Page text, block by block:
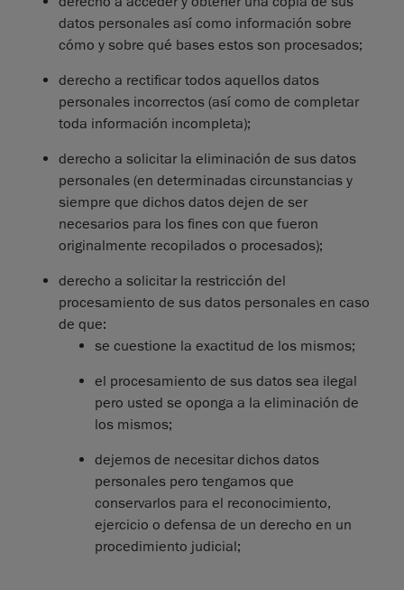
datos personales así como información sobre
cómo y sobre qué bases estos son procesados;
derecho a rectificar todos aquellos datos
personales incorrectos (así como de completar
toda información incompleta);
derecho a solicitar la eliminación de sus datos
personales (en determinadas circunstancias y
siempre que dichos datos dejen de ser
necesarios para los fines con que fueron
originalmente recopilados o procesados);
derecho a solicitar la restricción del
procesamiento de sus datos personales en caso
de que:
se cuestione la exactitud de los mismos;
el procesamiento de sus datos sea ilegal
pero usted se oponga a la eliminación de
los mismos;
dejemos de necesitar dichos datos
personales pero tengamos que
conservarlos para el reconocimiento,
ejercicio o defensa de un derecho en un
procedimiento judicial;